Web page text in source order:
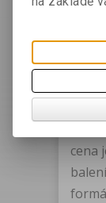
Při
cena